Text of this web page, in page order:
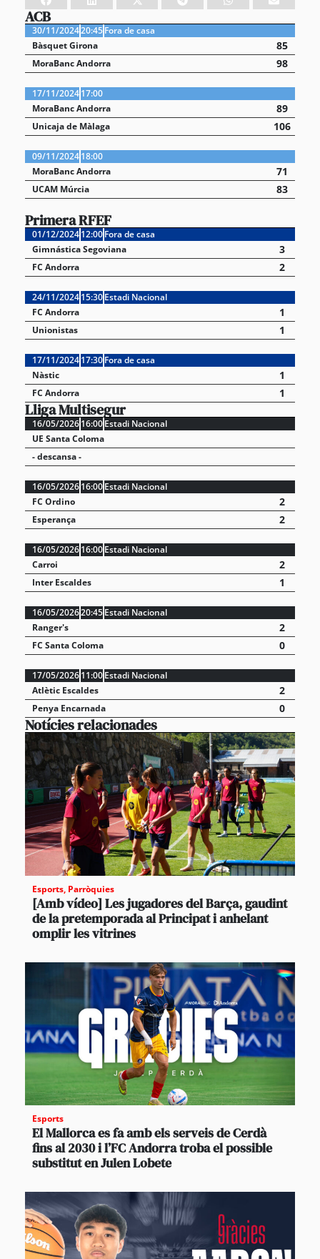
ACB
30/11/202420:45Fora de casa
Bàsquet Girona
85
MoraBanc Andorra 98
17/11/202417:00
MoraBanc Andorra
89
Unicaja de Màlaga 106
09/11/202418:00
MoraBanc Andorra
71
UCAM Múrcia 83
Primera RFEF
01/12/202412:00Fora de casa
Gimnástica Segoviana
3
FC Andorra 2
24/11/202415:30Estadi Nacional
FC Andorra
1
Unionistas 1
17/11/202417:30Fora de casa
Nàstic
1
FC Andorra 1
Lliga Multisegur
16/05/202616:00Estadi Nacional
UE Santa Coloma
- descansa -
16/05/202616:00Estadi Nacional
FC Ordino
2
Esperança 2
16/05/202616:00Estadi Nacional
Carroi
2
Inter Escaldes 1
16/05/202620:45Estadi Nacional
Ranger's
2
FC Santa Coloma 0
17/05/202611:00Estadi Nacional
Atlètic Escaldes
2
Penya Encarnada 0
Notícies relacionades
Esports, Parròquies
[Amb vídeo] Les jugadores del Barça, gaudint
de la pretemporada al Principat i anhelant
omplir les vitrines
Esports
El Mallorca es fa amb els serveis de Cerdà
fins al 2030 i l’FC Andorra troba el possible
substitut en Julen Lobete